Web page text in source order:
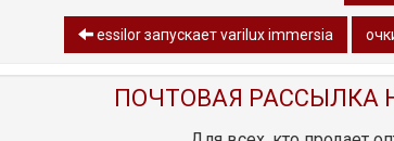
essilor запускает varilux immersia
ПОЧТОВАЯ РАССЫЛКА